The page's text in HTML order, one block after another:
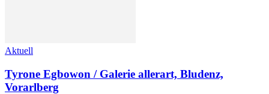
Aktuell
Tyrone Egbowon / Galerie allerart, Bludenz,
Vorarlberg